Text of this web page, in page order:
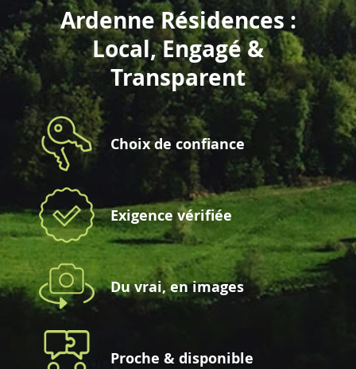
Ardenne Résidences :
Local, Engagé &
Transparent
Choix de confiance
Exigence vérifiée
Du vrai, en images
Proche & disponible